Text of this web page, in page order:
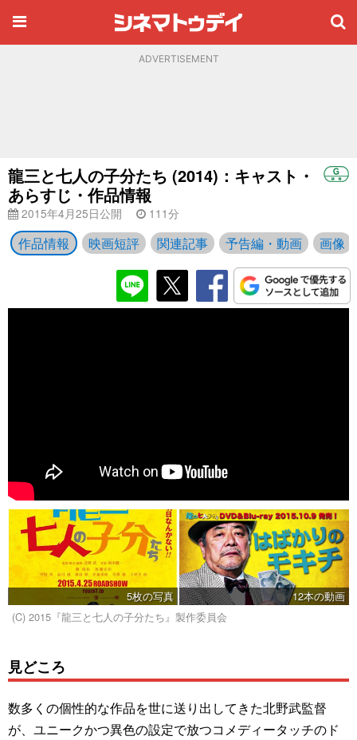
ADVERTISEMENT
龍三と七人の子分たち (2014)：キャスト・
あらすじ・作品情報
2015年4月25日公開 111分
作品情報 映画短評 関連記事 予告編・動画 画像
5枚の写真
12本の動画
(C) 2015『龍三と七人の子分たち』製作委員会
見どころ
数多くの個性的な作品を世に送り出してきた北野武監督
が、ユニークかつ異色の設定で放つコメディータッチのド